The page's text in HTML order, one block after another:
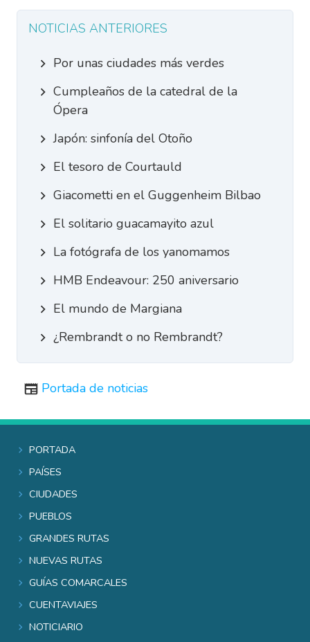
NOTICIAS ANTERIORES
Por unas ciudades más verdes
Cumpleaños de la catedral de la
Ópera
Japón: sinfonía del Otoño
El tesoro de Courtauld
Giacometti en el Guggenheim Bilbao
El solitario guacamayito azul
La fotógrafa de los yanomamos
HMB Endeavour: 250 aniversario
El mundo de Margiana
¿Rembrandt o no Rembrandt?
Portada de noticias
Portada
Países
Ciudades
Pueblos
Grandes rutas
Nuevas rutas
Guías comarcales
Cuentaviajes
Noticiario